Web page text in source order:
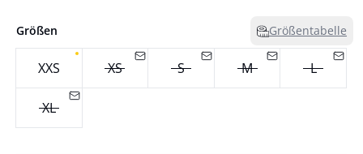
Größen Größentabelle
XXS XS S M L
XL